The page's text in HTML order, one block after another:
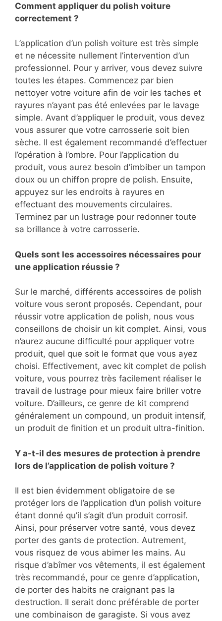
Comment appliquer du polish voiture
correctement ?
L’application d’un polish voiture est très simple
et ne nécessite nullement l’intervention d’un
professionnel. Pour y arriver, vous devez suivre
toutes les étapes. Commencez par bien
nettoyer votre voiture afin de voir les taches et
rayures n’ayant pas été enlevées par le lavage
simple. Avant d’appliquer le produit, vous devez
vous assurer que votre carrosserie soit bien
sèche. Il est également recommandé d’effectuer
l’opération à l’ombre. Pour l’application du
produit, vous aurez besoin d’imbiber un tampon
doux ou un chiffon propre de polish. Ensuite,
appuyez sur les endroits à rayures en
effectuant des mouvements circulaires.
Terminez par un lustrage pour redonner toute
sa brillance à votre carrosserie.
Quels sont les accessoires nécessaires pour
une application réussie ?
Sur le marché, différents accessoires de polish
voiture vous seront proposés. Cependant, pour
réussir votre application de polish, nous vous
conseillons de choisir un kit complet. Ainsi, vous
n’aurez aucune difficulté pour appliquer votre
produit, quel que soit le format que vous ayez
choisi. Effectivement, avec kit complet de polish
voiture, vous pourrez très facilement réaliser le
travail de lustrage pour mieux faire briller votre
voiture. D’ailleurs, ce genre de kit comprend
généralement un compound, un produit intensif,
un produit de finition et un produit ultra-finition.
Y a-t-il des mesures de protection à prendre
lors de l’application de polish voiture ?
Il est bien évidemment obligatoire de se
protéger lors de l’application d’un polish voiture
étant donné qu’il s’agit d’un produit corrosif.
Ainsi, pour préserver votre santé, vous devez
porter des gants de protection. Autrement,
vous risquez de vous abimer les mains. Au
risque d’abîmer vos vêtements, il est également
très recommandé, pour ce genre d’application,
de porter des habits ne craignant pas la
destruction. Il serait donc préférable de porter
une combinaison de garagiste. Si vous avez